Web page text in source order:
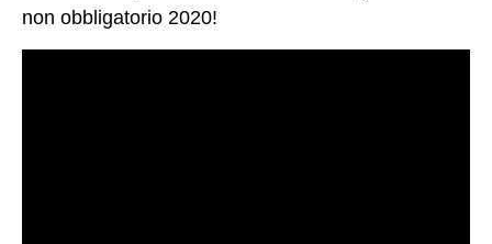
non obbligatorio 2020!